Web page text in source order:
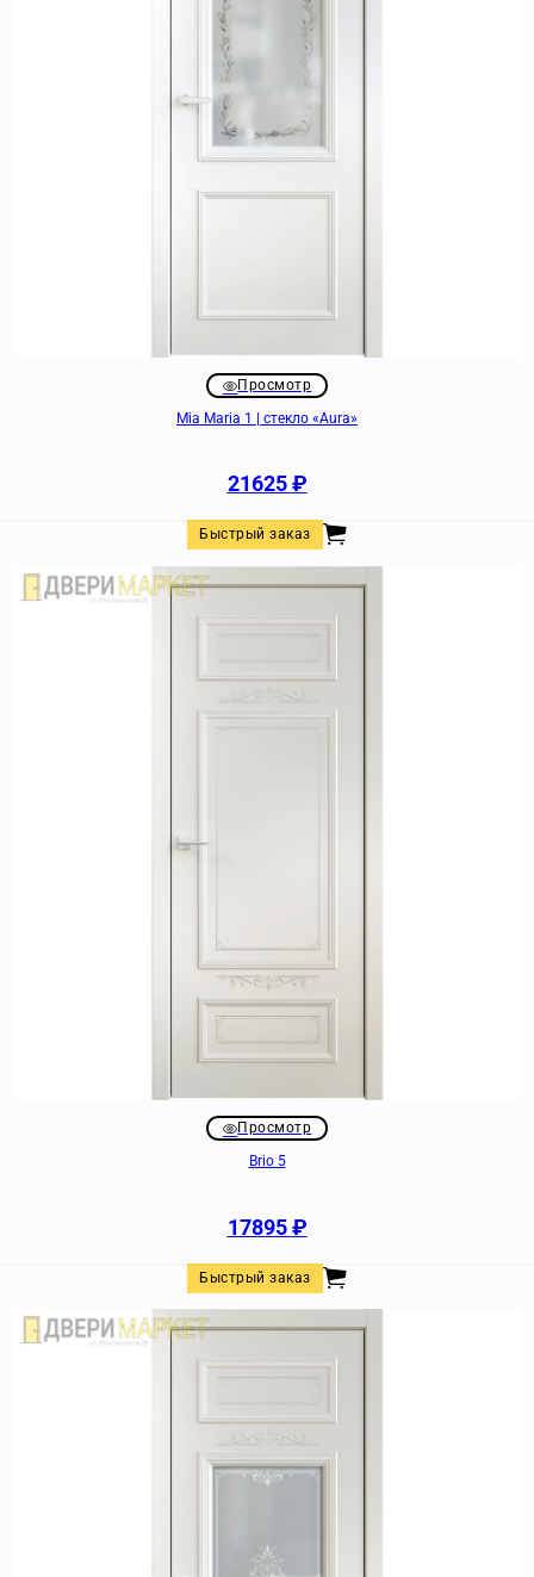
Просмотр
Mia Maria 1 | стекло «Aura»
21625₽
Быстрый заказ
Просмотр
Brio 5
17895₽
Быстрый заказ